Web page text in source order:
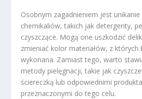
Osobnym zagadnieniem jest unikanie
chemikaliów, takich jak detergenty,
czyszczące. Mogą one uszkodzić
zmieniać kolor materiałów, z których
wykonana. Zamiast tego, warto
metody pielęgnacji, takie jak
ściereczką lub odpowiednimi
przeznaczonymi do tego celu.